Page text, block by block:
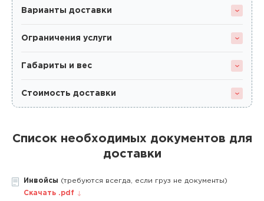
Варианты доставки
Ограничения услуги
Габариты и вес
Стоимость доставки
Список необходимых документов для
доставки
Инвойсы (требуются всегда, если груз не документы)
Скачать .pdf